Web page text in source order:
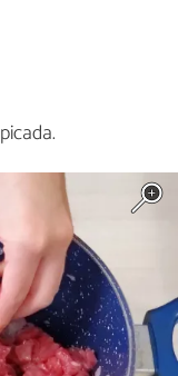
picada.